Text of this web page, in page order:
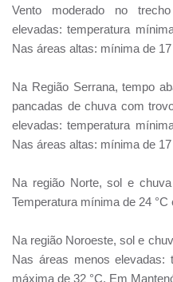
Vento moderado no
elevadas: temperatura
Nas áreas altas: mínima de
Na Região Serrana, tempo
pancadas de chuva com
elevadas: temperatura
Nas áreas altas: mínima de
Na região Norte, sol e
Temperatura mínima de 24 °C
Na região Noroeste, sol e
Nas áreas menos elevadas:
máxima de 32 °C. Em